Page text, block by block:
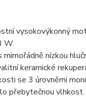
vysokovýkonný
W.
nízkou
keramické
se 3 úrovněmi
přebytečnou vlhkost.